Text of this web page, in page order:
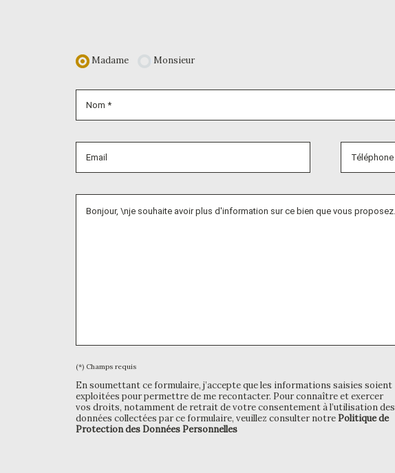
Madame Monsieur
(*) Champs requis
En soumettant ce formulaire, j’accepte que les informations saisies soient
exploitées pour permettre de me recontacter. Pour connaître et exercer
vos droits, notamment de retrait de votre consentement à l’utilisation des
données collectées par ce formulaire, veuillez consulter notrePolitique de
Protection des Données Personnelles